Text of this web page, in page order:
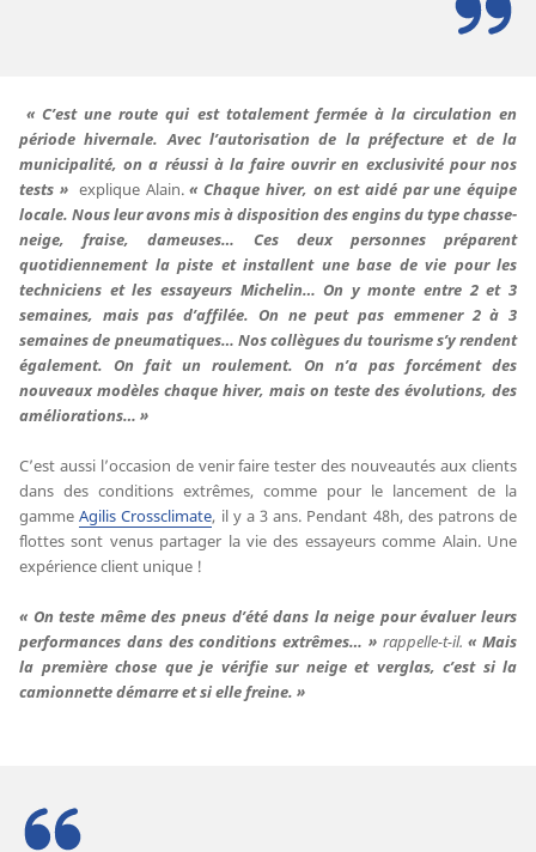
« C’est une route qui est totalement fermée à la circulation en
période hivernale. Avec l’autorisation de la préfecture et de la
municipalité, on a réussi à la faire ouvrir en exclusivité pour nos
tests » explique Alain.« Chaque hiver, on est aidé par une équipe
locale. Nous leur avons mis à disposition des engins du type chasse-
neige, fraise, dameuses… Ces deux personnes préparent
quotidiennement la piste et installent une base de vie pour les
techniciens et les essayeurs Michelin… On y monte entre 2 et 3
semaines, mais pas d’affilée. On ne peut pas emmener 2 à 3
semaines de pneumatiques… Nos collègues du tourisme s’y rendent
également. On fait un roulement. On n’a pas forcément des
nouveaux modèles chaque hiver, mais on teste des évolutions, des
améliorations… »
C’est aussi l’occasion de venir faire tester des nouveautés aux clients
dans des conditions extrêmes, comme pour le lancement de la
gammeAgilis Crossclimate, il y a 3 ans. Pendant 48h, des patrons de
flottes sont venus partager la vie des essayeurs comme Alain. Une
expérience client unique !
« On teste même des pneus d’été dans la neige pour évaluer leurs
performances dans des conditions extrêmes… » rappelle-t-il. « Mais
la première chose que je vérifie sur neige et verglas, c’est si la
camionnette démarre et si elle freine. »